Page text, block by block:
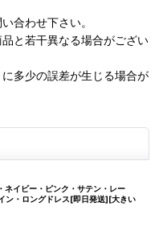
合わせ下さい。
と若干異なる場合がござい
多少の誤差が生じる場合が
イビー・ピンク・サテン・レー
ン・ロングドレス[即日発送][大きい